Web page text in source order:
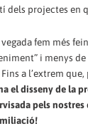
dels projectes en
fem més
i menys
a l’extrem que,
el disseny de la
pels